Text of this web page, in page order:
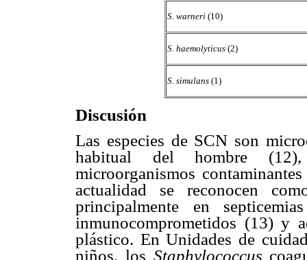
S. warneri (10)
S. haemolyticus (2)
S. simulans (1)
Discusión
Las especies de SCN son
habitual del hombre (12),
microorganismos
actualidad se reconocen
principalmente en
inmunocomprometidos (13) y
plástico. En Unidades de
niños, los Staphylococcus